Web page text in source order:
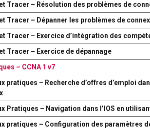
Tracer – Résolution des problèmes de
Tracer – Dépanner les problèmes de
Tracer – Exercice d’intégration des
Tracer – Exercice de dépannage
– CCNA 1 v7
pratiques – Recherche d’offres d’emploi
Pratiques – Navigation dans l’IOS en
pratiques – Configuration des paramètres